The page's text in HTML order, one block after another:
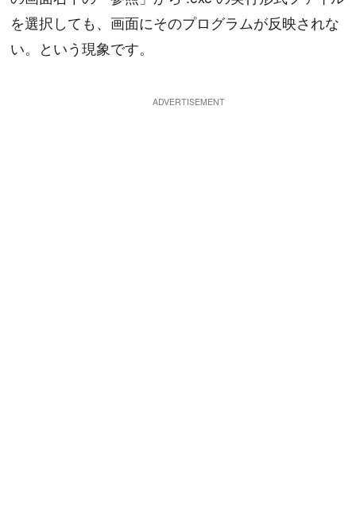
を選択しても、画面にそのプログラムが反映されな
い。という現象です。